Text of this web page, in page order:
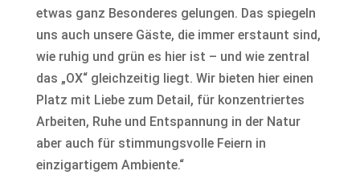
etwas ganz Besonderes gelungen. Das spiegeln
uns auch unsere Gäste, die immer erstaunt sind,
wie ruhig und grün es hier ist – und wie zentral
das „OX“ gleichzeitig liegt. Wir bieten hier einen
Platz mit Liebe zum Detail, für konzentriertes
Arbeiten, Ruhe und Entspannung in der Natur
aber auch für stimmungsvolle Feiern in
einzigartigem Ambiente.“